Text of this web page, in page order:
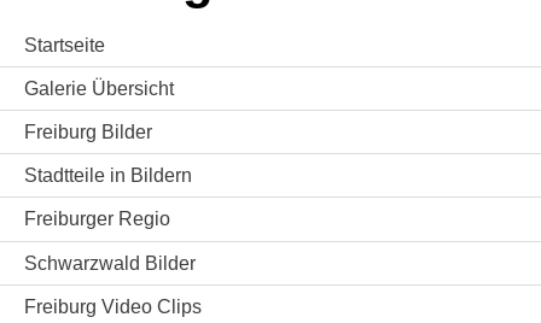
Startseite
Galerie Übersicht
Freiburg Bilder
Stadtteile in Bildern
Freiburger Regio
Schwarzwald Bilder
Freiburg Video Clips